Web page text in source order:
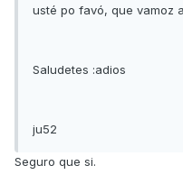
usté po favó, que vamoz
Saludetes :adios
ju52
Seguro que si.